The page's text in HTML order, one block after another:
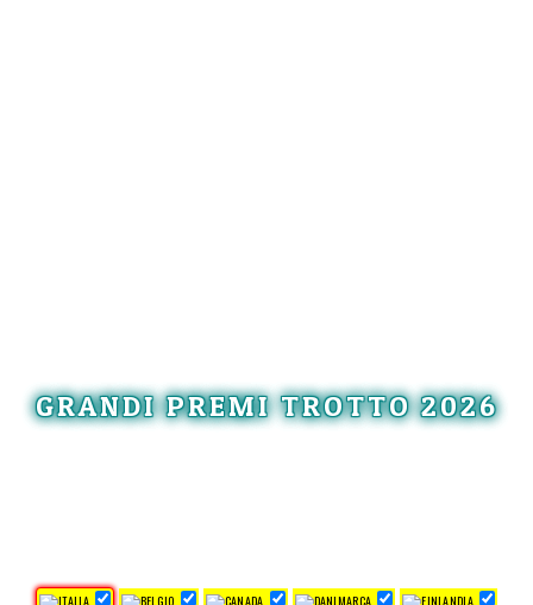
GRANDI PREMI TROTTO 2026